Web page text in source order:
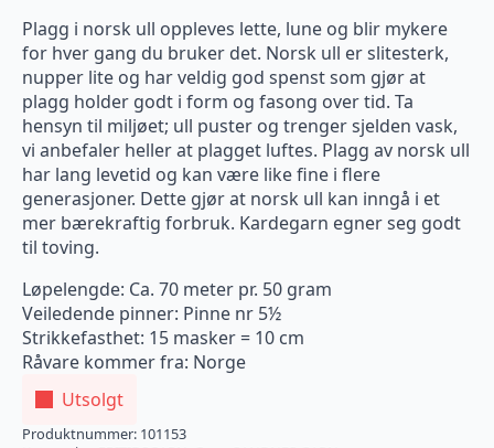
Plagg i norsk ull oppleves lette, lune og blir mykere
for hver gang du bruker det. Norsk ull er slitesterk,
nupper lite og har veldig god spenst som gjør at
plagg holder godt i form og fasong over tid. Ta
hensyn til miljøet; ull puster og trenger sjelden vask,
vi anbefaler heller at plagget luftes. Plagg av norsk ull
har lang levetid og kan være like fine i flere
generasjoner. Dette gjør at norsk ull kan inngå i et
mer bærekraftig forbruk. Kardegarn egner seg godt
til toving.
Løpelengde: Ca. 70 meter pr. 50 gram
Veiledende pinner: Pinne nr 5½
Strikkefasthet: 15 masker = 10 cm
Råvare kommer fra: Norge
Utsolgt
Produktnummer: 101153